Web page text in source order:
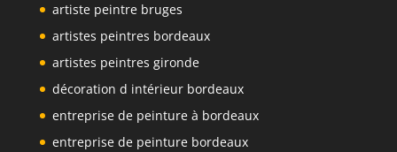
artiste peintre bruges
artistes peintres bordeaux
artistes peintres gironde
décoration d intérieur bordeaux
entreprise de peinture à bordeaux
entreprise de peinture bordeaux